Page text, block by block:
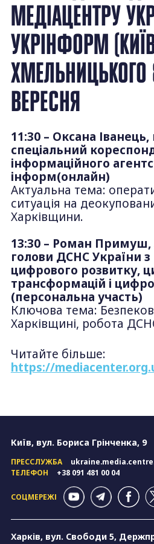
МЕДІАЦЕНТРУ
УКРІНФОРМ
ХМЕЛЬНИЦЬКОГО
ВЕРЕСНЯ
11:30 – Оксана
спеціальний
інформаційного
інформ(онлайн)
Актуальна тема:
ситуація на
Харківщини.
13:30 – Роман Примуш,
голови ДСНС України
цифрового розвитку,
трансформацій і
(персональна участь)
Ключова тема:
Харківщині, робота
Читайте більше:
https://
Київ, вул. Бориса Грінченка, 9
ПРЕССЛУЖБА
ТЕЛЕФОН
+38 091 481 00 04
СОЦМЕРЕЖІ
Харків, вул. Свободи 5,